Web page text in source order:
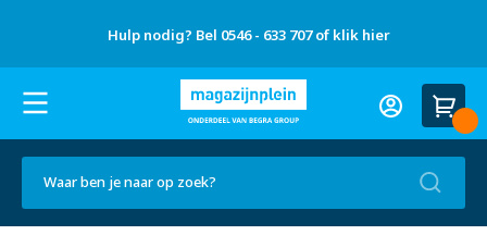
Referenties
advies
locatie
Nieuws
en tips
Contact
Account
Hulp nodig? Bel 0546 - 633 707 of klik hier
H
p
o
d
i